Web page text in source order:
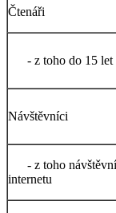
Čtenáři
- z toho do 15 let
Návštěvníci
- z toho
internetu